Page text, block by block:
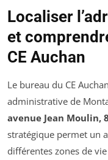
Localiser
et
CE Auchan
Le bureau du CE
administrative de
avenue Jean Moulin,
stratégique permet un
différentes zones de